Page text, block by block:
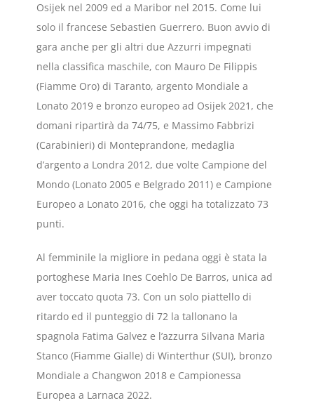
Osijek nel 2009 ed a Maribor nel 2015. Come lui
solo il francese Sebastien Guerrero. Buon avvio di
gara anche per gli altri due Azzurri impegnati
nella classifica maschile, con Mauro De Filippis
(Fiamme Oro) di Taranto, argento Mondiale a
Lonato 2019 e bronzo europeo ad Osijek 2021, che
domani ripartirà da 74/75, e Massimo Fabbrizi
(Carabinieri) di Monteprandone, medaglia
d’argento a Londra 2012, due volte Campione del
Mondo (Lonato 2005 e Belgrado 2011) e Campione
Europeo a Lonato 2016, che oggi ha totalizzato 73
punti.
Al femminile la migliore in pedana oggi è stata la
portoghese Maria Ines Coehlo De Barros, unica ad
aver toccato quota 73. Con un solo piattello di
ritardo ed il punteggio di 72 la tallonano la
spagnola Fatima Galvez e l’azzurra Silvana Maria
Stanco (Fiamme Gialle) di Winterthur (SUI), bronzo
Mondiale a Changwon 2018 e Campionessa
Europea a Larnaca 2022.